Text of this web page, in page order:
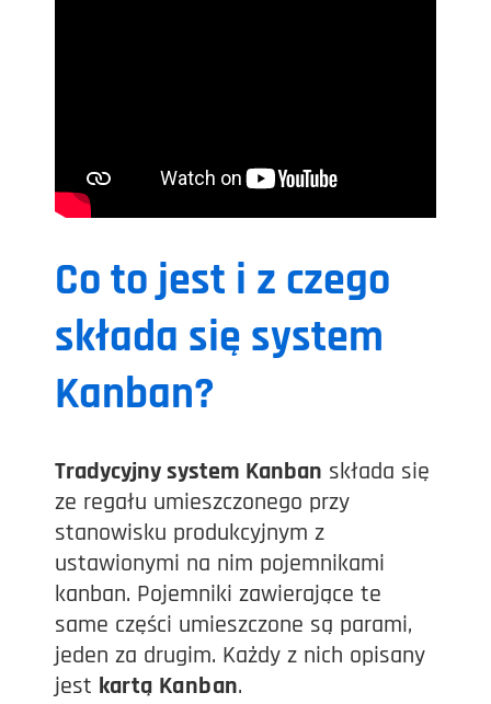
Co to jest i z czego
składa się system
Kanban?
Tradycyjny system Kanban składa się
ze regału umieszczonego przy
stanowisku produkcyjnym z
ustawionymi na nim pojemnikami
kanban. Pojemniki zawierające te
same części umieszczone są parami,
jeden za drugim. Każdy z nich opisany
jest kartą Kanban.